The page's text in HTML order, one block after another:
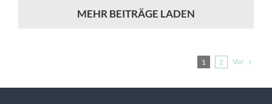
MEHR BEITRÄGE LADEN
1 2 Vor